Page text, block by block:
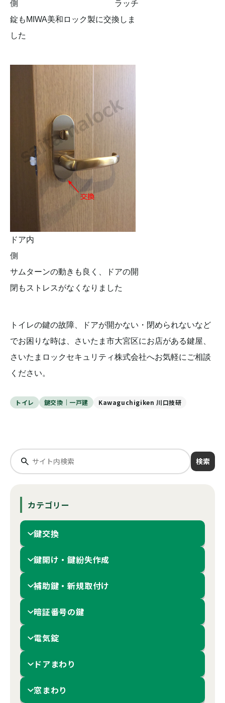
側 ラッチ
錠もMIWA美和ロック製に交換しま
した
ドア内
側
サムターンの動きも良く、ドアの開
閉もストレスがなくなりました
トイレの鍵の故障、ドアが開かない・閉められないなど
でお困りな時は、さいたま市大宮区にお店がある鍵屋、
さいたまロックセキュリティ株式会社へお気軽にご相談
ください。
トイレ 鍵交換｜一戸建 Kawaguchigiken 川口技研
検索
カテゴリー
鍵交換
鍵開け・鍵紛失作成
補助鍵・新規取付け
暗証番号の鍵
電気錠
ドアまわり
窓まわり